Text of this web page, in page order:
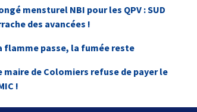
mensturel NBI pour les QPV : SUD
des avancées !
flamme passe, la fumée reste
maire de Colomiers refuse de payer le
!